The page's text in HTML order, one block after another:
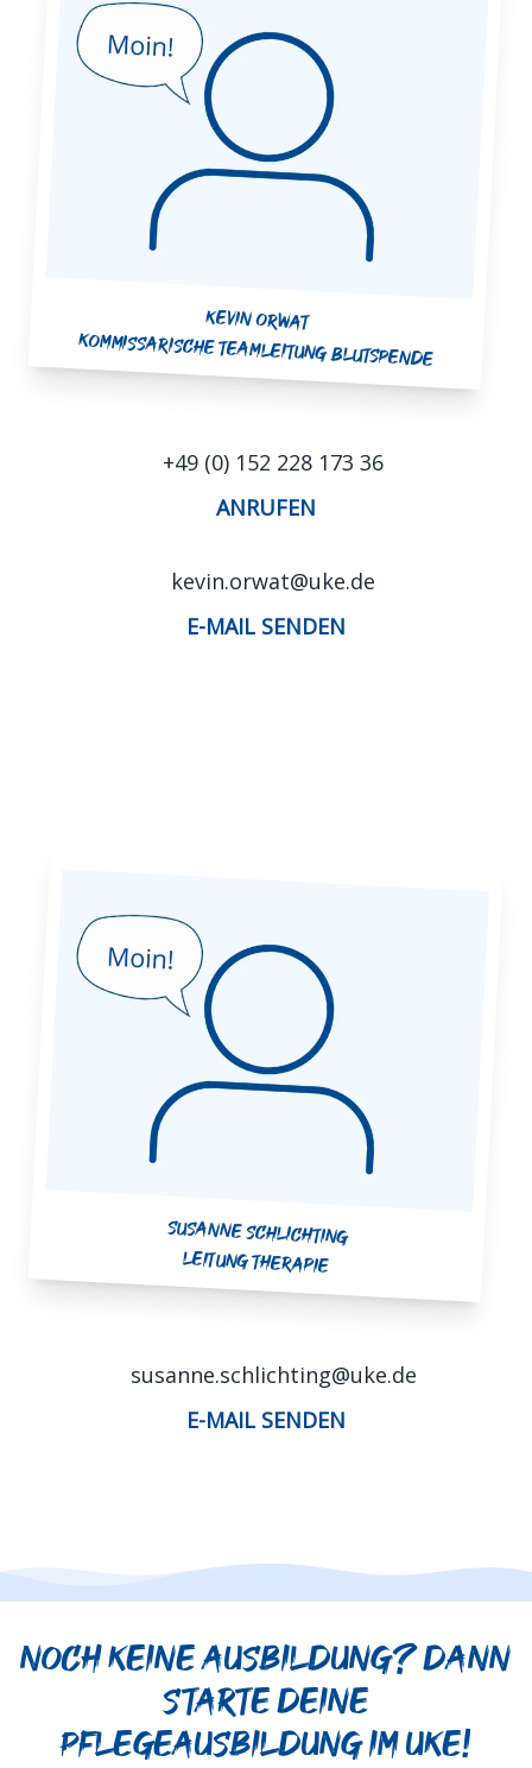
Kevin Orwat
Kommissarische Teamleitung Blutspende
ANRUFEN
+49 (0) 152 228 173 36
E-MAIL SENDEN
kevin.orwat@uke.de
Susanne Schlichting
Leitung Therapie
E-MAIL SENDEN
susanne.schlichting@uke.de
Noch keine Ausbildung? Dann
starte deine
Pflegeausbildung im UKE!